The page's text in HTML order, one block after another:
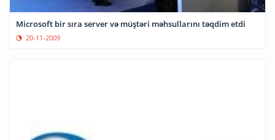
Microsoft bir sıra server və müştəri məhsullarını təqdim etdi
20-11-2009